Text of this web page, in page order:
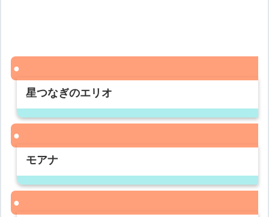
星つなぎのエリオ
モアナ